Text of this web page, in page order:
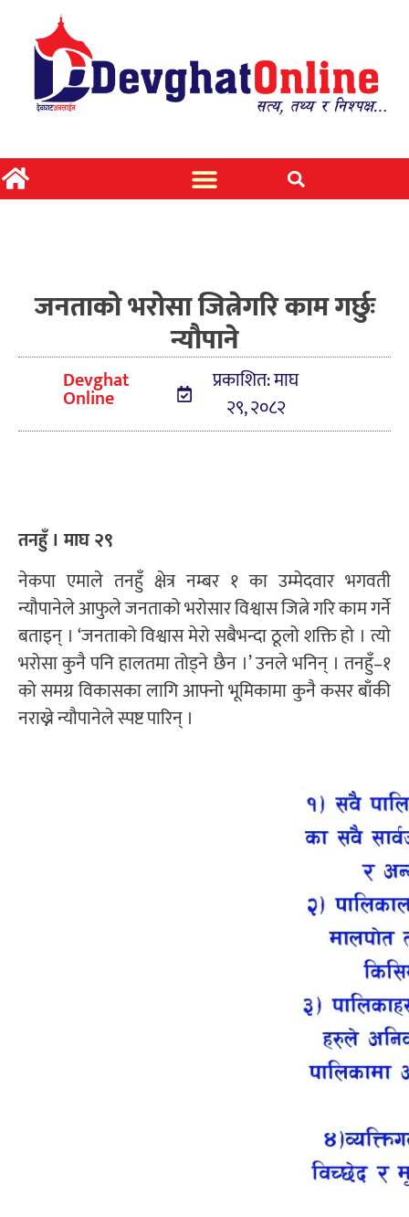
जनताको भरोसा जित्नेगरि काम गर्छुः
न्यौपाने
Devghat
Online
प्रकाशित: माघ
२९, २०८२
तनहुँ । माघ २९
नेकपा एमाले तनहुँ क्षेत्र नम्बर १ का उम्मेदवार भगवती
न्यौपानेले आफुले जनताको भरोसार विश्वास जित्ने गरि काम गर्ने
बताइन् । ‘जनताको विश्वास मेरो सबैभन्दा ठूलो शक्ति हो । त्यो
भरोसा कुनै पनि हालतमा तोड्ने छैन ।’ उनले भनिन् । तनहुँ–१
को समग्र विकासका लागि आफ्नो भूमिकामा कुनै कसर बाँकी
नराख्ने न्यौपानेले स्पष्ट पारिन् ।